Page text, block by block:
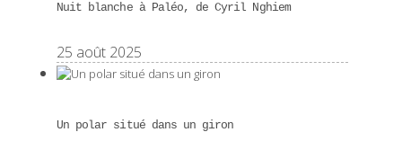
Nuit blanche à Paléo, de Cyril Nghiem
25 août 2025
Un polar situé dans un giron